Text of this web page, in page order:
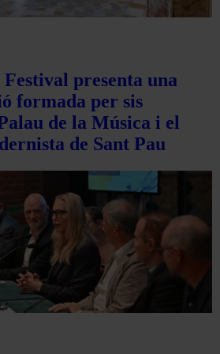
presenta una
formada per sis
de la Música i el
de Sant Pau